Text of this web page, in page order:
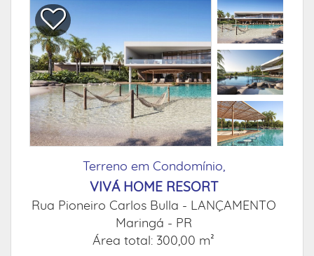
Terreno em Condomínio,
VIVÁ HOME RESORT
Rua Pioneiro Carlos Bulla - LANÇAMENTO
Maringá - PR
Área total: 300,00 m²